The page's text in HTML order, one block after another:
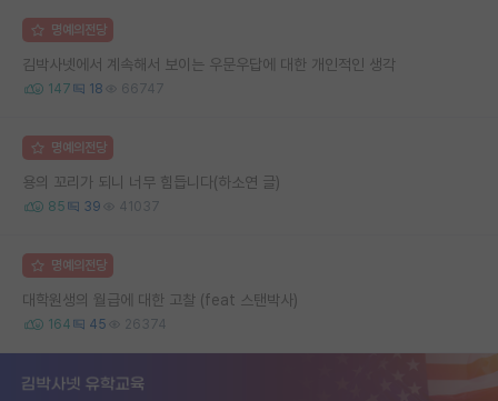
명예의전당
김박사넷에서 계속해서 보이는 우문우답에 대한 개인적인 생각
147 18 66747
명예의전당
용의 꼬리가 되니 너무 힘듭니다(하소연 글)
85 39 41037
명예의전당
대학원생의 월급에 대한 고찰 (feat 스탠박사)
164 45 26374